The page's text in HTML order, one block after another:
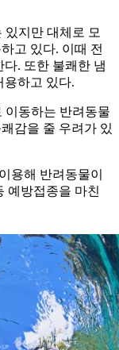
있지만 대체로 모
고 있다. 이때 전
. 또한 불쾌한 냄
용하고 있다.
이동하는 반려동물
감을 줄 우려가 있
용해 반려동물이
예방접종을 마친